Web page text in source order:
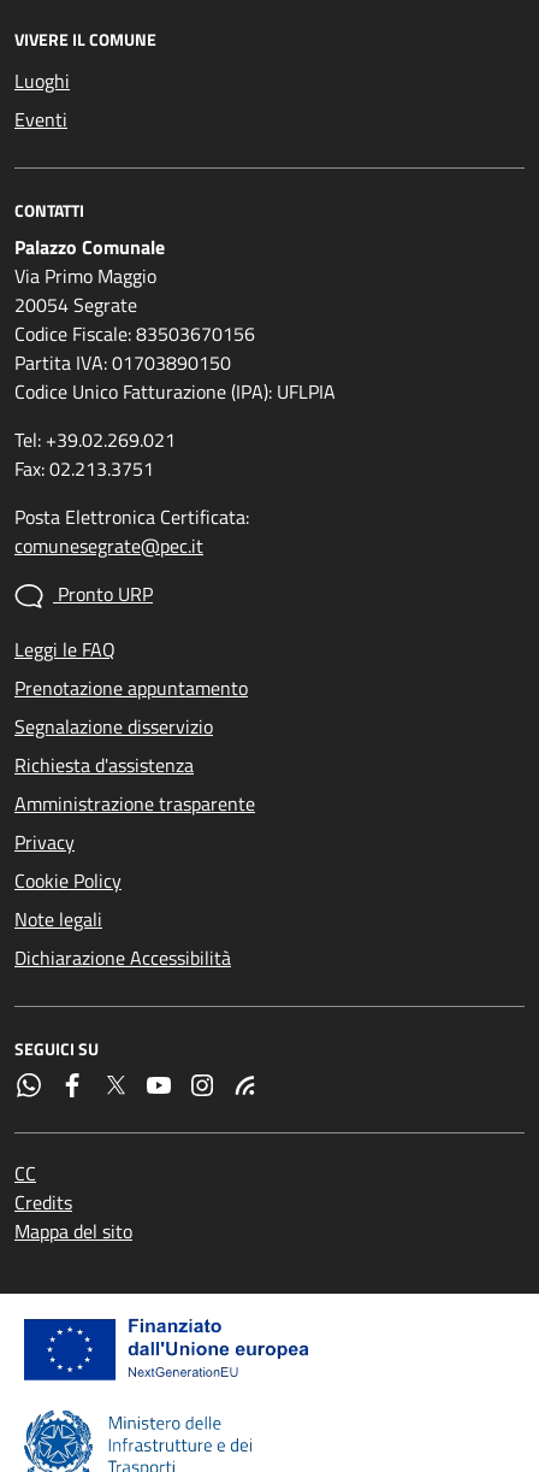
VIVERE IL COMUNE
Luoghi
Eventi
CONTATTI
Palazzo Comunale
Via Primo Maggio
20054 Segrate
Codice Fiscale: 83503670156
Partita IVA: 01703890150
Codice Unico Fatturazione (IPA): UFLPIA
Tel: +39.02.269.021
Fax: 02.213.3751
Posta Elettronica Certificata:
comunesegrate@pec.it
Pronto URP
Leggi le FAQ
Prenotazione appuntamento
Segnalazione disservizio
Richiesta d'assistenza
Amministrazione trasparente
Privacy
Cookie Policy
Note legali
Dichiarazione Accessibilità
SEGUICI SU
CC
Credits
Mappa del sito